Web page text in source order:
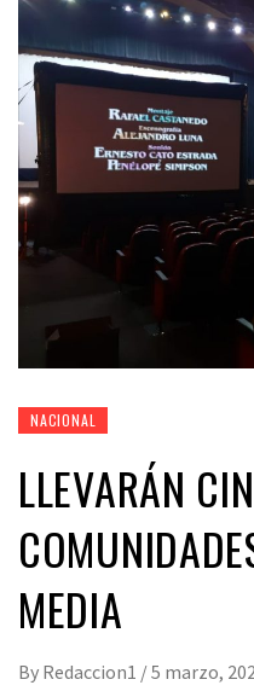
NACIONAL
LLEVARÁN
MEDIA
By Redaccion1 /5 marzo,